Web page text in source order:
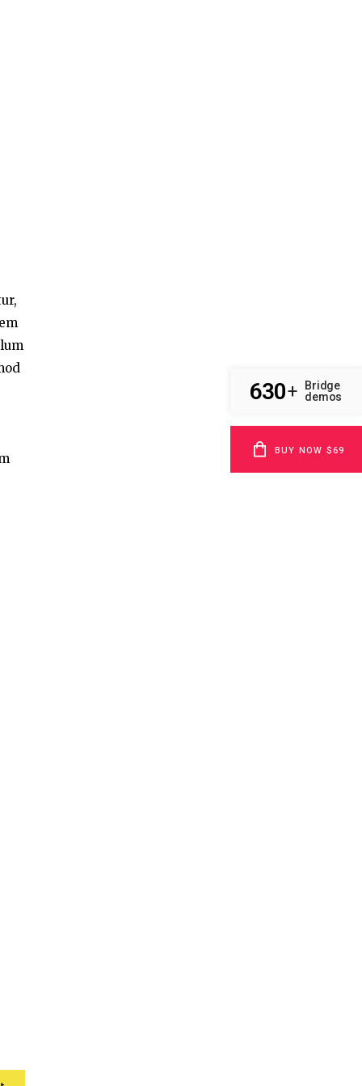
630+
Bridge
demos
BUY NOW $69